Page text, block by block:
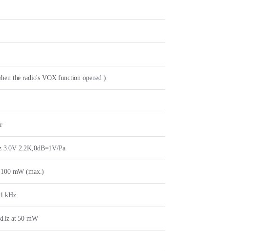
the radio's VOX function opened )
3.0V 2.2K,0dB=1V/Pa
mW (max.)
kHz
at 50 mW